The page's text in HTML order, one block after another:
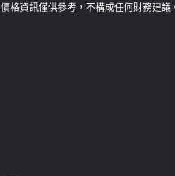
價格資訊僅供參考，不構成任何財務建